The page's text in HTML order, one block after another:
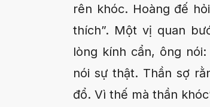
rên khóc. Hoàng đế
thích”. Một vị quan
lòng kính cẩn, ông
nói sự thật. Thần sợ
đổ. Vì thế mà thần